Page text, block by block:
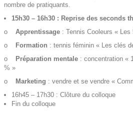
nombre de pratiquants.
15h30 – 16h30 : Reprise des seconds
o Apprentissage : Tennis Cooleurs «
o Formation : tennis féminin « Les clés
o Préparation mentale : concentration «
% »
o Marketing : vendre et se vendre «
16h45 – 17h30 : Clôture du colloque
Fin du colloque